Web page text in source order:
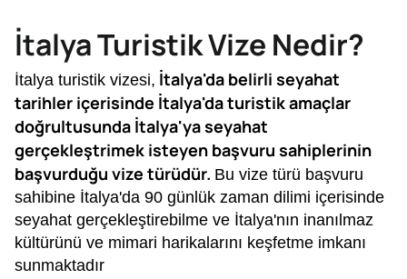
İtalya Turistik Vize Nedir?
İtalya turistik vizesi, İtalya'da belirli seyahat
tarihler içerisinde İtalya'da turistik amaçlar
doğrultusunda İtalya'ya seyahat
gerçekleştrimek isteyen başvuru sahiplerinin
başvurduğu vize türüdür. Bu vize türü başvuru
sahibine İtalya'da 90 günlük zaman dilimi içerisinde
seyahat gerçekleştirebilme ve İtalya'nın inanılmaz
kültürünü ve mimari harikalarını keşfetme imkanı
sunmaktadır